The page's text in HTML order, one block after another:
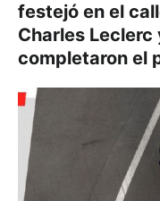
festejó en el
Charles
completaron el